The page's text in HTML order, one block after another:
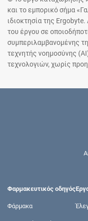
και το εμπορικό σήμα
ιδιοκτησία της
του έργου σε
συμπεριλαμβανομένης
τεχνητής νοημοσύνης
τεχνολογιών, χωρίς
Φαρμακευτικός οδηγός
Φάρμακα